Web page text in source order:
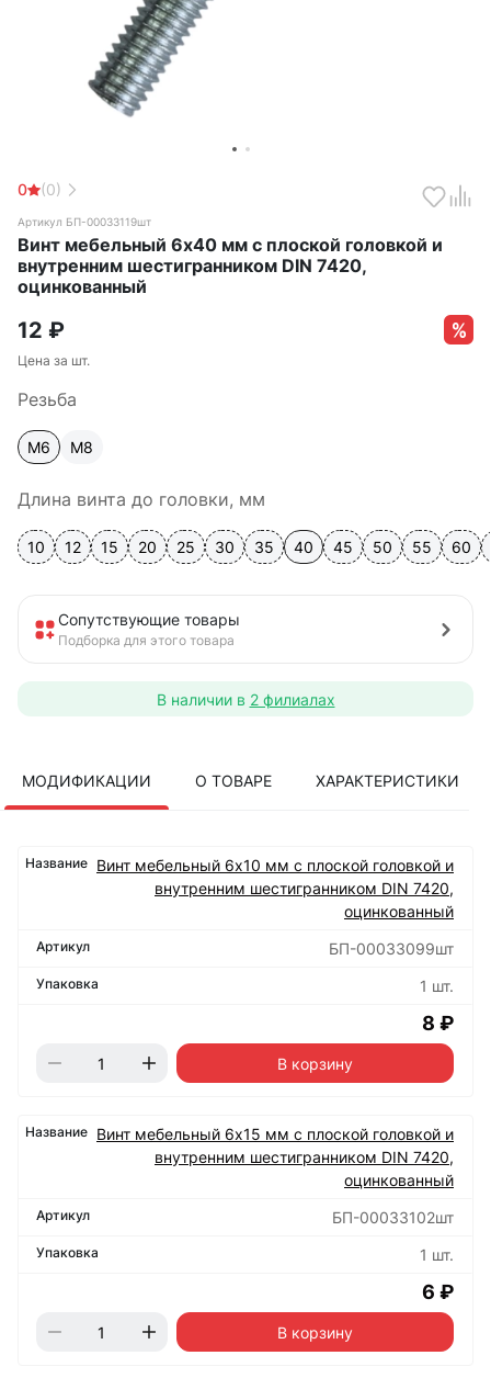
0 (0)
Артикул БП-00033119шт
Винт мебельный 6х40 мм с плоской головкой и
внутренним шестигранником DIN 7420,
оцинкованный
12 ₽
Цена за шт.
Резьба
М6 М8
Длина винта до головки, мм
10 12 15 20 25 30 35 40 45 50 55 60
Сопутствующие товары
Подборка для этого товара
В наличии в 2 филиалах
МОДИФИКАЦИИ О ТОВАРЕ ХАРАКТЕРИСТИКИ
Винт мебельный 6х10 мм с плоской головкой и
внутренним шестигранником DIN 7420,
оцинкованный
БП-00033099шт
1 шт.
8 ₽
В корзину
Винт мебельный 6х15 мм с плоской головкой и
внутренним шестигранником DIN 7420,
оцинкованный
БП-00033102шт
1 шт.
6 ₽
В корзину